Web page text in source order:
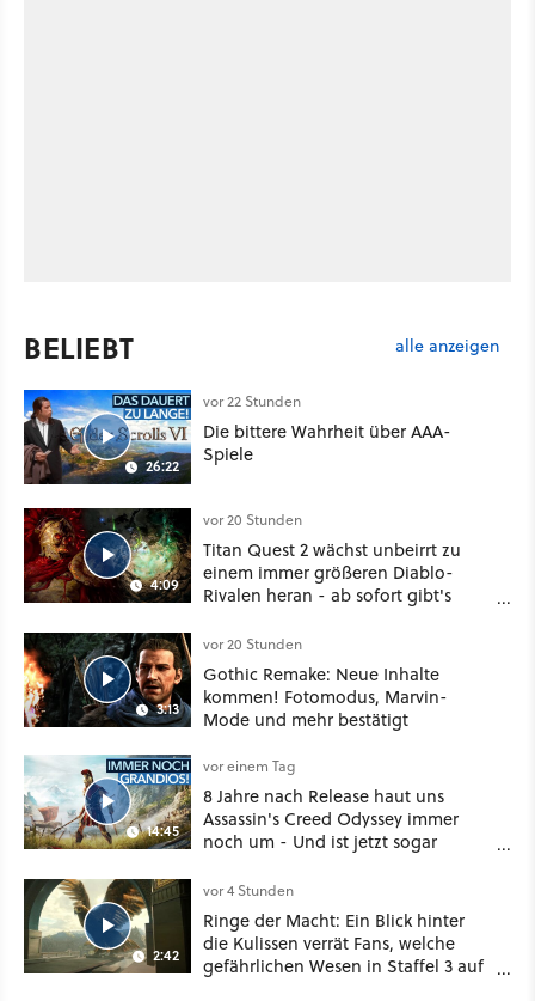
BELIEBT alle anzeigen
26:22
vor 22 Stunden
Die bittere Wahrheit über AAA-
Spiele
4:09
vor 20 Stunden
Titan Quest 2 wächst unbeirrt zu
einem immer größeren Diablo-
Rivalen heran - ab sofort gibt's
Klasse
3:13
vor 20 Stunden
Gothic Remake: Neue Inhalte
kommen! Fotomodus, Marvin-
Mode und mehr bestätigt
14:45
vor einem Tag
8 Jahre nach Release haut uns
Assassin's Creed Odyssey immer
noch um - Und ist jetzt sogar
2:42
vor 4 Stunden
Ringe der Macht: Ein Blick hinter
die Kulissen verrät Fans, welche
gefährlichen Wesen in Staffel 3 auf